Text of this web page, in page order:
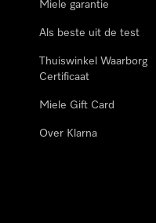
Miele garantie
Als beste uit de test
Thuiswinkel Waarborg
Certificaat
Miele Gift Card
Over Klarna